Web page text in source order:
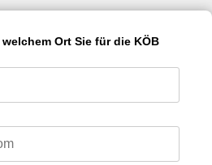
Ort Sie für die KÖB